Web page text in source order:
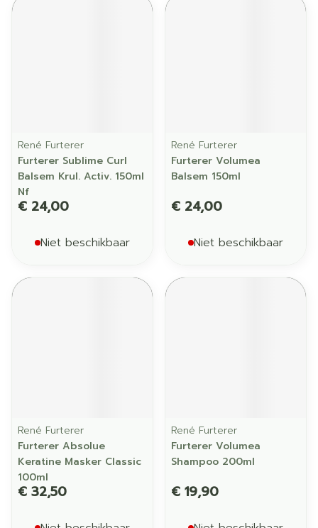
René Furterer
Furterer Sublime Curl
Balsem Krul. Activ. 150ml
Nf
€ 24,00
Niet beschikbaar
René Furterer
Furterer Volumea
Balsem 150ml
€ 24,00
Niet beschikbaar
René Furterer
Furterer Absolue
Keratine Masker Classic
100ml
€ 32,50
René Furterer
Furterer Volumea
Shampoo 200ml
€ 19,90